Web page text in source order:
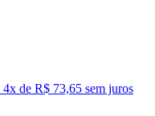
4x de R$ 73,65 sem juros